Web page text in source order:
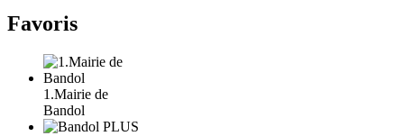
Favoris
1.Mairie de
Bandol